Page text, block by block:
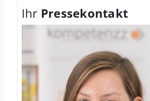
Ihr Pressekontakt